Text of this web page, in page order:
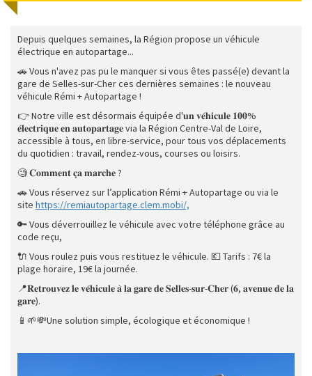
Depuis quelques semaines, la Région propose un véhicule
électrique en autopartage...
🚗 Vous n'avez pas pu le manquer si vous êtes passé(e) devant la
gare de Selles-sur-Cher ces dernières semaines : le nouveau
véhicule Rémi + Autopartage !
👉 Notre ville est désormais équipée d'𝐮𝐧 𝐯𝐞́𝐡𝐢𝐜𝐮𝐥𝐞 𝟏𝟎𝟎%
𝐞́𝐥𝐞𝐜𝐭𝐫𝐢𝐪𝐮𝐞 𝐞𝐧 𝐚𝐮𝐭𝐨𝐩𝐚𝐫𝐭𝐚𝐠𝐞 via la Région Centre-Val de Loire,
accessible à tous, en libre-service, pour tous vos déplacements
du quotidien : travail, rendez-vous, courses ou loisirs.
🧐 𝐂𝐨𝐦𝐦𝐞𝐧𝐭 𝐜̧𝐚 𝐦𝐚𝐫𝐜𝐡𝐞 ?
🚗 Vous réservez sur l’application Rémi + Autopartage ou via le
site https://remiautopartage.clem.mobi/,
🔑 Vous déverrouillez le véhicule avec votre téléphone grâce au
code reçu,
🔌 Vous roulez puis vous restituez le véhicule. 💶 Tarifs : 7€ la
plage horaire, 19€ la journée.
📍𝐑𝐞𝐭𝐫𝐨𝐮𝐯𝐞𝐳 𝐥𝐞 𝐯𝐞́𝐡𝐢𝐜𝐮𝐥𝐞 𝐚̀ 𝐥𝐚 𝐠𝐚𝐫𝐞 𝐝𝐞 𝐒𝐞𝐥𝐥𝐞𝐬-𝐬𝐮𝐫-𝐂𝐡𝐞𝐫 (𝟔, 𝐚𝐯𝐞𝐧𝐮𝐞 𝐝𝐞 𝐥𝐚
𝐠𝐚𝐫𝐞).
📱🌱💸Une solution simple, écologique et économique !